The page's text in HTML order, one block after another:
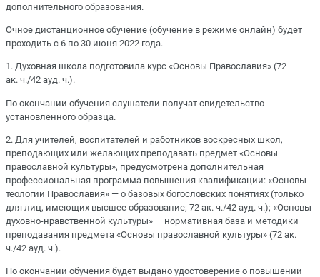
дополнительного образования.
Очное дистанционное обучение (обучение в режиме онлайн) будет
проходить с 6 по 30 июня 2022 года.
1. Духовная школа подготовила курс «Основы Православия» (72
ак. ч./42 ауд. ч.).
По окончании обучения слушатели получат свидетельство
установленного образца.
2. Для учителей, воспитателей и работников воскресных школ,
преподающих или желающих преподавать предмет «Основы
православной культуры», предусмотрена дополнительная
профессиональная программа повышения квалификации: «Основы
теологии Православия» — о базовых богословских понятиях (только
для лиц, имеющих высшее образование; 72 ак. ч./42 ауд. ч.); «Основы
духовно-нравственной культуры» — нормативная база и методики
преподавания предмета «Основы православной культуры» (72 ак.
ч./42 ауд. ч.).
По окончании обучения будет выдано удостоверение о повышении